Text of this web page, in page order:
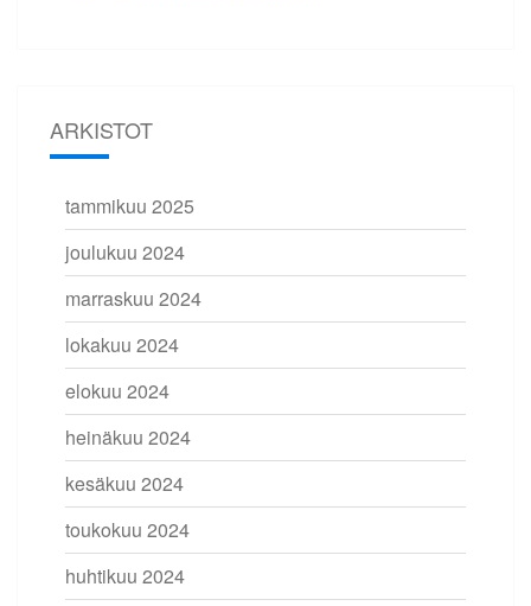
ARKISTOT
tammikuu 2025
joulukuu 2024
marraskuu 2024
lokakuu 2024
elokuu 2024
heinäkuu 2024
kesäkuu 2024
toukokuu 2024
huhtikuu 2024